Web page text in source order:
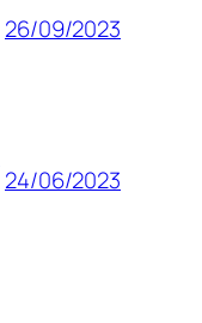
26/09/2023
24/06/2023